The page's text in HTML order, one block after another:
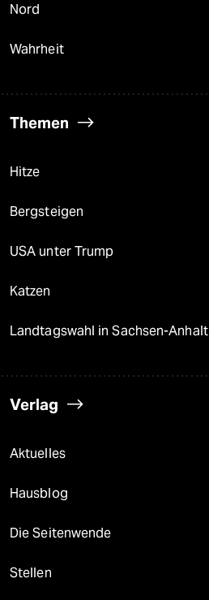
Nord
Wahrheit
Themen
Hitze
Bergsteigen
USA unter Trump
Katzen
Landtagswahl in Sachsen-Anhalt
Verlag
Aktuelles
Hausblog
Die Seitenwende
Stellen